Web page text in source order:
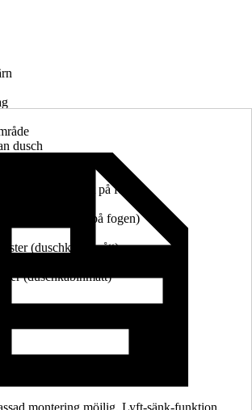
dusch
i cm
(glasrutans mitt på fogen)
(glasrutans mitt på fogen)
(duschkabinmått)
(duschkabinmått)
glasbeläggning, Konfigurerbar
montering möjlig, Lyft-sänk-funktion,